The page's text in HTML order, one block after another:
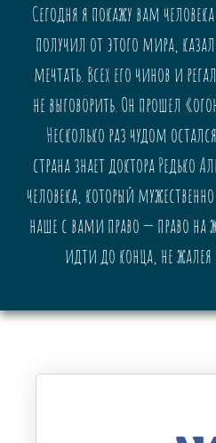
Сегодня я покажу вам
получил от этого мира,
мечтать. Всех его чинов и
не выговорить. Он прошел
Несколько раз чудом
страна знает доктора Редько
человека, который
наше с вами право — право на
идти до конца, не